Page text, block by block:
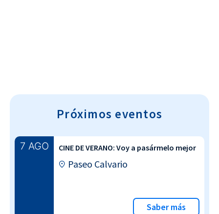
Próximos eventos
7 AGO CINE DE VERANO: Voy a pasármelo mejor
Paseo Calvario
Saber más